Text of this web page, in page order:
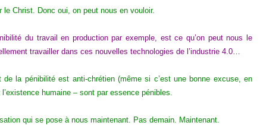
Christ. Donc oui, on peut nous en vouloir.
du travail en production par exemple, est ce qu’on peut nous le
travailler dans ces nouvelles technologies de l’industrie 4.0…
de la pénibilité est anti-chrétien (même si c’est une bonne excuse, en
humaine – sont par essence pénibles.
qui se pose à nous maintenant. Pas demain. Maintenant.